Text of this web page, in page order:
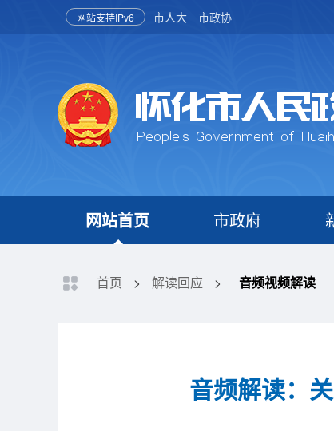
网站支持IPv6 市人大 市政协
网站首页 市政府
首页 > 解读回应 > 音频视频解读
音频解读：